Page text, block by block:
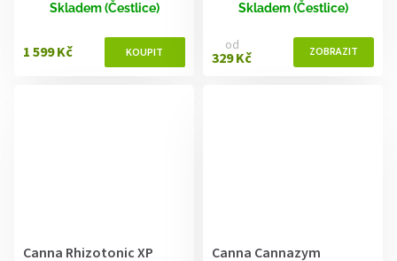
Skladem (Čestlice)
1 599 Kč
Skladem (Čestlice)
od
329 Kč
Canna Rhizotonic XP Canna Cannazym